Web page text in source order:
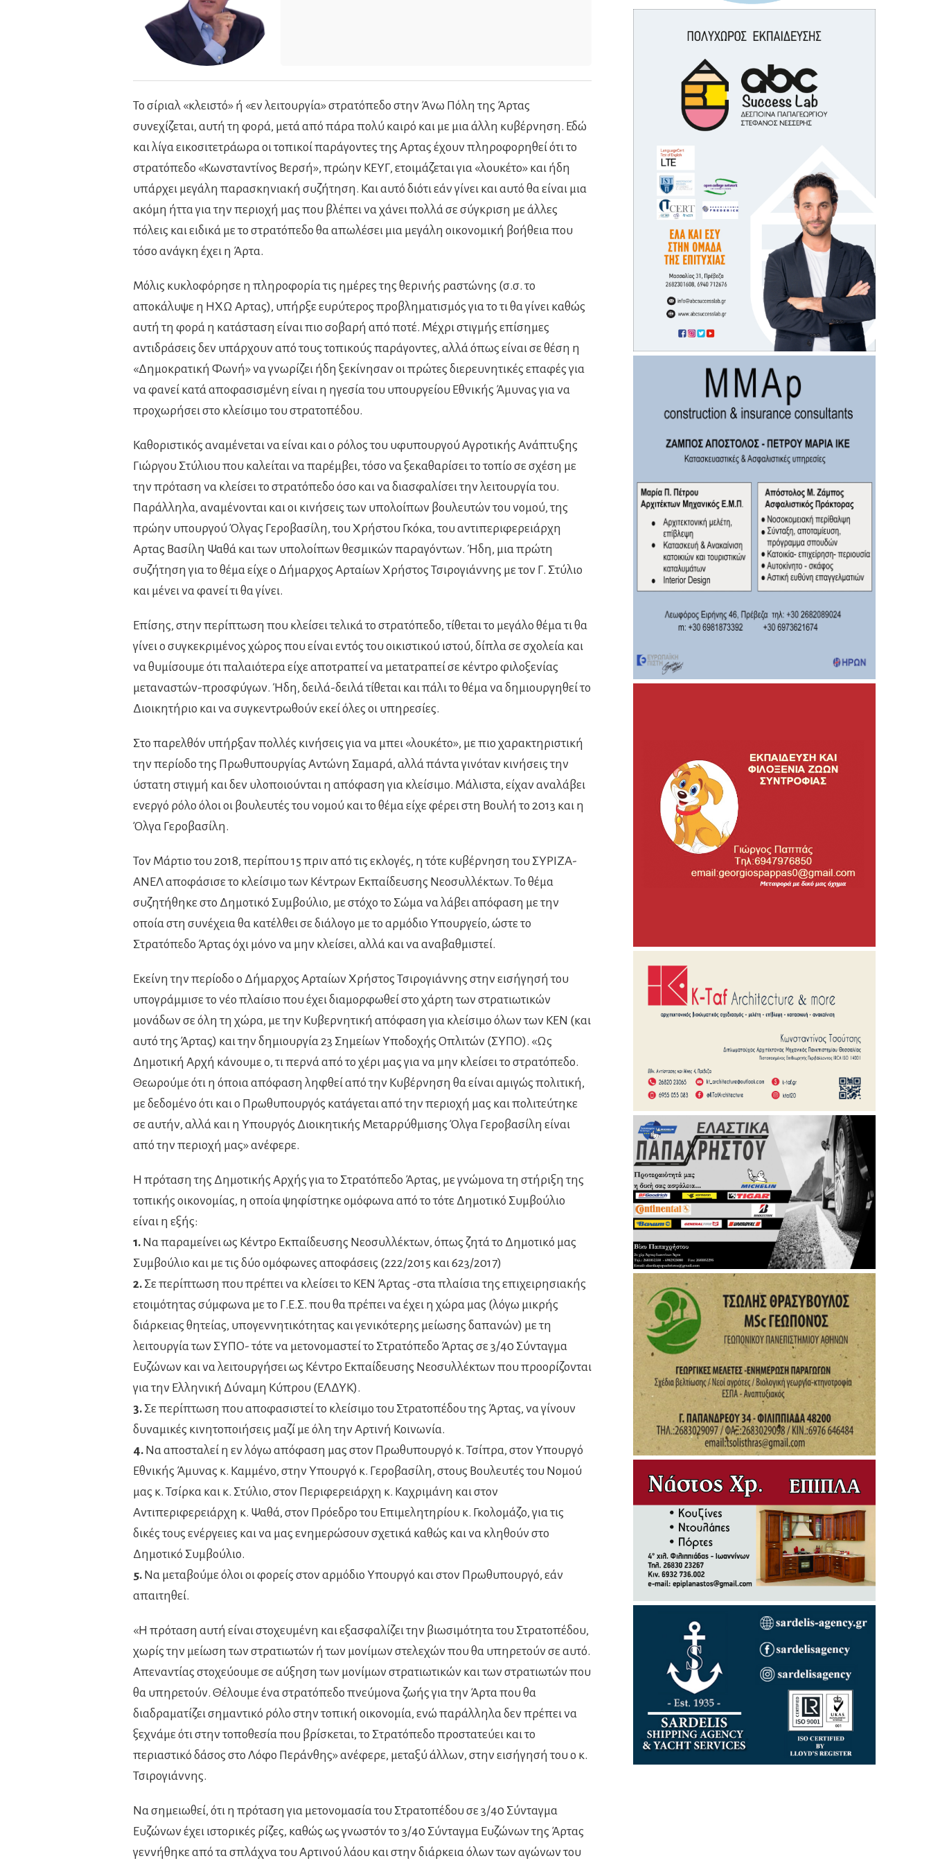
Το σίριαλ «κλειστό» ή «εν λειτουργία» στρατόπεδο στην Άνω Πόλη της Άρτας
συνεχίζεται, αυτή τη φορά, μετά από πάρα πολύ καιρό και με μια άλλη κυβέρνηση. Εδώ
και λίγα εικοσιτετράωρα οι τοπικοί παράγοντες της Αρτας έχουν πληροφορηθεί ότι το
στρατόπεδο «Κωνσταντίνος Βερσή», πρώην ΚΕΥΓ, ετοιμάζεται για «λουκέτο» και ήδη
υπάρχει μεγάλη παρασκηνιακή συζήτηση. Και αυτό διότι εάν γίνει και αυτό θα είναι μια
ακόμη ήττα για την περιοχή μας που βλέπει να χάνει πολλά σε σύγκριση με άλλες
πόλεις και ειδικά με το στρατόπεδο θα απωλέσει μια μεγάλη οικονομική βοήθεια που
τόσο ανάγκη έχει η Άρτα.
Μόλις κυκλοφόρησε η πληροφορία τις ημέρες της θερινής ραστώνης (σ.σ. το
αποκάλυψε η ΗΧΩ Αρτας), υπήρξε ευρύτερος προβληματισμός για το τι θα γίνει καθώς
αυτή τη φορά η κατάσταση είναι πιο σοβαρή από ποτέ. Μέχρι στιγμής επίσημες
αντιδράσεις δεν υπάρχουν από τους τοπικούς παράγοντες, αλλά όπως είναι σε θέση η
«Δημοκρατική Φωνή» να γνωρίζει ήδη ξεκίνησαν οι πρώτες διερευνητικές επαφές για
να φανεί κατά αποφασισμένη είναι η ηγεσία του υπουργείου Εθνικής Άμυνας για να
προχωρήσει στο κλείσιμο του στρατοπέδου.
Καθοριστικός αναμένεται να είναι και ο ρόλος του υφυπουργού Αγροτικής Ανάπτυξης
Γιώργου Στύλιου που καλείται να παρέμβει, τόσο να ξεκαθαρίσει το τοπίο σε σχέση με
την πρόταση να κλείσει το στρατόπεδο όσο και να διασφαλίσει την λειτουργία του.
Παράλληλα, αναμένονται και οι κινήσεις των υπολοίπων βουλευτών του νομού, της
πρώην υπουργού Όλγας Γεροβασίλη, του Χρήστου Γκόκα, του αντιπεριφερειάρχη
Αρτας Βασίλη Ψαθά και των υπολοίπων θεσμικών παραγόντων. Ήδη, μια πρώτη
συζήτηση για το θέμα είχε ο Δήμαρχος Αρταίων Χρήστος Τσιρογιάννης με τον Γ. Στύλιο
και μένει να φανεί τι θα γίνει.
Επίσης, στην περίπτωση που κλείσει τελικά το στρατόπεδο, τίθεται το μεγάλο θέμα τι θα
γίνει ο συγκεκριμένος χώρος που είναι εντός του οικιστικού ιστού, δίπλα σε σχολεία και
να θυμίσουμε ότι παλαιότερα είχε αποτραπεί να μετατραπεί σε κέντρο φιλοξενίας
μεταναστών-προσφύγων. Ήδη, δειλά-δειλά τίθεται και πάλι το θέμα να δημιουργηθεί το
Διοικητήριο και να συγκεντρωθούν εκεί όλες οι υπηρεσίες.
Στο παρελθόν υπήρξαν πολλές κινήσεις για να μπει «λουκέτο», με πιο χαρακτηριστική
την περίοδο της Πρωθυπουργίας Αντώνη Σαμαρά, αλλά πάντα γινόταν κινήσεις την
ύστατη στιγμή και δεν υλοποιούνται η απόφαση για κλείσιμο. Μάλιστα, είχαν αναλάβει
ενεργό ρόλο όλοι οι βουλευτές του νομού και το θέμα είχε φέρει στη Βουλή το 2013 και η
Όλγα Γεροβασίλη.
Τον Μάρτιο του 2018, περίπου 15 πριν από τις εκλογές, η τότε κυβέρνηση του ΣΥΡΙΖΑ-
ΑΝΕΛ αποφάσισε το κλείσιμο των Κέντρων Εκπαίδευσης Νεοσυλλέκτων. Το θέμα
συζητήθηκε στο Δημοτικό Συμβούλιο, με στόχο το Σώμα να λάβει απόφαση με την
οποία στη συνέχεια θα κατέλθει σε διάλογο με το αρμόδιο Υπουργείο, ώστε το
Στρατόπεδο Άρτας όχι μόνο να μην κλείσει, αλλά και να αναβαθμιστεί.
Εκείνη την περίοδο ο Δήμαρχος Αρταίων Χρήστος Τσιρογιάννης στην εισήγησή του
υπογράμμισε το νέο πλαίσιο που έχει διαμορφωθεί στο χάρτη των στρατιωτικών
μονάδων σε όλη τη χώρα, με την Κυβερνητική απόφαση για κλείσιμο όλων των ΚΕΝ (και
αυτό της Άρτας) και την δημιουργία 23 Σημείων Υποδοχής Οπλιτών (ΣΥΠΟ). «Ως
Δημοτική Αρχή κάνουμε ο, τι περνά από το χέρι μας για να μην κλείσει το στρατόπεδο.
Θεωρούμε ότι η όποια απόφαση ληφθεί από την Κυβέρνηση θα είναι αμιγώς πολιτική,
με δεδομένο ότι και ο Πρωθυπουργός κατάγεται από την περιοχή μας και πολιτεύτηκε
σε αυτήν, αλλά και η Υπουργός Διοικητικής Μεταρρύθμισης Όλγα Γεροβασίλη είναι
από την περιοχή μας» ανέφερε.
Η πρόταση της Δημοτικής Αρχής για το Στρατόπεδο Άρτας, με γνώμονα τη στήριξη της
τοπικής οικονομίας, η οποία ψηφίστηκε ομόφωνα από το τότε Δημοτικό Συμβούλιο
είναι η εξής:
1. Να παραμείνει ως Κέντρο Εκπαίδευσης Νεοσυλλέκτων, όπως ζητά το Δημοτικό μας
Συμβούλιο και με τις δύο ομόφωνες αποφάσεις (222/2015 και 623/2017)
2. Σε περίπτωση που πρέπει να κλείσει το ΚΕΝ Άρτας -στα πλαίσια της επιχειρησιακής
ετοιμότητας σύμφωνα με το Γ.Ε.Σ. που θα πρέπει να έχει η χώρα μας (λόγω μικρής
διάρκειας θητείας, υπογεννητικότητας και γενικότερης μείωσης δαπανών) με τη
λειτουργία των ΣΥΠΟ- τότε να μετονομαστεί το Στρατόπεδο Άρτας σε 3/40 Σύνταγμα
Ευζώνων και να λειτουργήσει ως Κέντρο Εκπαίδευσης Νεοσυλλέκτων που προορίζονται
για την Ελληνική Δύναμη Κύπρου (ΕΛΔΥΚ).
3. Σε περίπτωση που αποφασιστεί το κλείσιμο του Στρατοπέδου της Άρτας, να γίνουν
δυναμικές κινητοποιήσεις μαζί με όλη την Αρτινή Κοινωνία.
4. Να αποσταλεί η εν λόγω απόφαση μας στον Πρωθυπουργό κ. Τσίπρα, στον Υπουργό
Εθνικής Άμυνας κ. Καμμένο, στην Υπουργό κ. Γεροβασίλη, στους Βουλευτές του Νομού
μας κ. Τσίρκα και κ. Στύλιο, στον Περιφερειάρχη κ. Καχριμάνη και στον
Αντιπεριφερειάρχη κ. Ψαθά, στον Πρόεδρο του Επιμελητηρίου κ. Γκολομάζο, για τις
δικές τους ενέργειες και να μας ενημερώσουν σχετικά καθώς και να κληθούν στο
Δημοτικό Συμβούλιο.
5. Να μεταβούμε όλοι οι φορείς στον αρμόδιο Υπουργό και στον Πρωθυπουργό, εάν
απαιτηθεί.
«Η πρόταση αυτή είναι στοχευμένη και εξασφαλίζει την βιωσιμότητα του Στρατοπέδου,
χωρίς την μείωση των στρατιωτών ή των μονίμων στελεχών που θα υπηρετούν σε αυτό.
Απεναντίας στοχεύουμε σε αύξηση των μονίμων στρατιωτικών και των στρατιωτών που
θα υπηρετούν. Θέλουμε ένα στρατόπεδο πνεύμονα ζωής για την Άρτα που θα
διαδραματίζει σημαντικό ρόλο στην τοπική οικονομία, ενώ παράλληλα δεν πρέπει να
ξεχνάμε ότι στην τοποθεσία που βρίσκεται, το Στρατόπεδο προστατεύει και το
περιαστικό δάσος στο Λόφο Περάνθης» ανέφερε, μεταξύ άλλων, στην εισήγησή του ο κ.
Τσιρογιάννης.
Να σημειωθεί, ότι η πρόταση για μετονομασία του Στρατοπέδου σε 3/40 Σύνταγμα
Ευζώνων έχει ιστορικές ρίζες, καθώς ως γνωστόν το 3/40 Σύνταγμα Ευζώνων της Άρτας
γεννήθηκε από τα σπλάχνα του Αρτινού λάου και στην διάρκεια όλων των αγώνων του